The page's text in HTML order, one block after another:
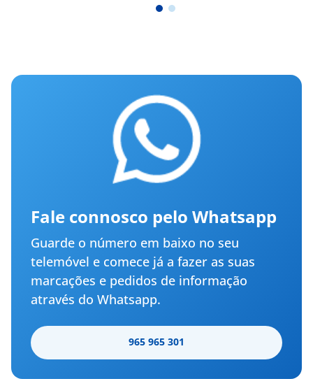
Fale connosco pelo Whatsapp
Guarde o número em baixo no seu
telemóvel e comece já a fazer as suas
marcações e pedidos de informação
através do Whatsapp.
965 965 301